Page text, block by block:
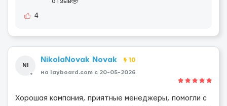
4
NI
NikolaNovak Novak 10
на layboard.com c 20-05-2026
Хорошая компания, приятные менеджеры, помогли с